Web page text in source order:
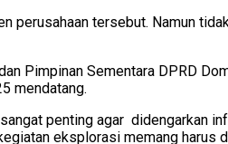
tersebut. Namun
Pimpinan Sementara DPRD
mendatang.
penting agar didengarkan
eksplorasi memang harus